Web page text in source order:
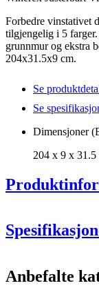
Forbedre vinstativet
tilgjengelig i 5
grunnmur og ekstra
204x31.5x9 cm.
Se
Se
Dimensjoner
204 x 9 x 31.5
Anbefalte